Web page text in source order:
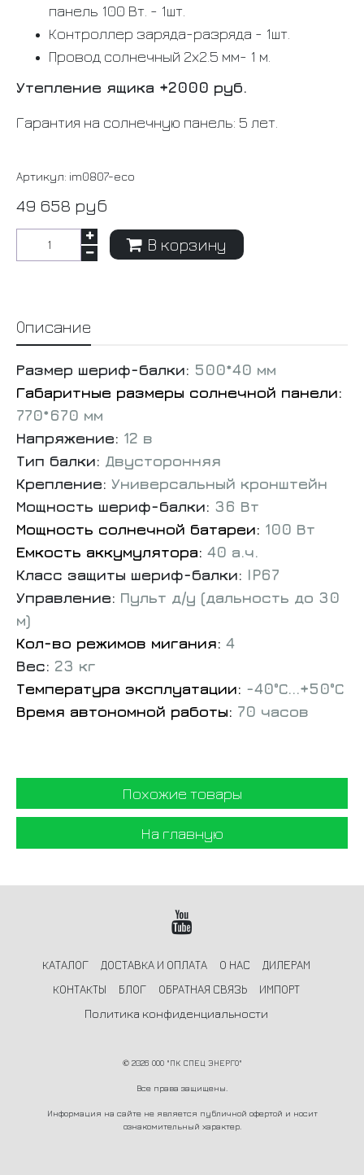
панель 100 Вт. - 1шт.
Контроллер заряда-разряда - 1шт.
Провод солнечный 2х2.5 мм- 1 м.
Утепление ящика +2000 руб.
Гарантия на солнечную панель: 5 лет.
Артикул: im0807-eco
49 658 руб
В корзину
Описание
Размер шериф-балки: 500*40 мм
Габаритные размеры солнечной панели:
770*670 мм
Напряжение: 12 в
Тип балки: Двусторонняя
Крепление: Универсальный кронштейн
Мощность шериф-балки: 36 Вт
Мощность солнечной батареи: 100 Вт
Емкость аккумулятора: 40 а.ч.
Класс защиты шериф-балки: IP67
Управление: Пульт д/у (дальность до 30
м)
Кол-во режимов мигания: 4
Вес: 23 кг
Температура эксплуатации: -40°С...+50°С
Время автономной работы: 70 часов
Похожие товары
На главную
КАТАЛОГ ДОСТАВКА И ОПЛАТА О НАС
ДИЛЕРАМ
КОНТАКТЫ
БЛОГ ОБРАТНАЯ СВЯЗЬ
ИМПОРТ
Политика конфиденциальности
© 2026 ООО "ПК СПЕЦ ЭНЕРГО"
Все права защищены.
Информация на сайте не является публичной офертой и носит
ознакомительный характер.